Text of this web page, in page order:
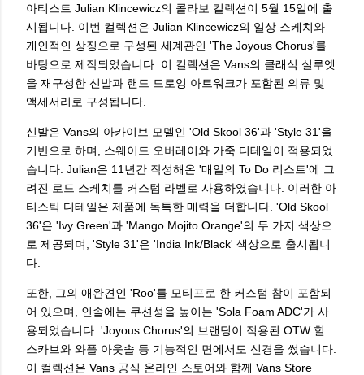
아티스트 Julian Klincewicz의 콜라보 컬렉션이 5월 15일에 출
시됩니다. 이번 컬렉션은 Julian Klincewicz의 일상 스케치와
개인적인 상징으로 구성된 세계관인 'The Joyous Chorus'를
바탕으로 제작되었습니다. 이 컬렉션은 Vans의 클래식 실루엣
을 재구성한 신발과 핸드 드로잉 아트워크가 포함된 의류 및
액세서리로 구성됩니다.
신발은 Vans의 아카이브 모델인 'Old Skool 36'과 'Style 31'을
기반으로 하며, 스웨이드 오버레이와 가죽 디테일이 적용되었
습니다. Julian은 11년간 작성해온 '매일의 To Do 리스트'에 그
려진 로드 스케치를 커스텀 라벨로 사용하였습니다. 이러한 아
티스틱 디테일은 제품에 독특한 매력을 더합니다. 'Old Skool
36'은 'Ivy Green'과 'Mango Mojito Orange'의 두 가지 색상으
로 제공되며, 'Style 31'은 'India Ink/Black' 색상으로 출시됩니
다.
또한, 그의 애완견인 'Roo'를 모티프로 한 커스텀 참이 포함되
어 있으며, 인솔에는 쿠션성을 높이는 'Sola Foam ADC'가 사
용되었습니다. 'Joyous Chorus'의 브랜딩이 적용된 OTW 힐
스카브와 와플 아웃솔 등 기능적인 면에서도 신경을 썼습니다.
이 컬렉션은 Vans 공식 온라인 스토어와 함께 Vans Store